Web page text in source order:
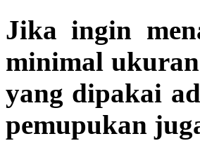
Jika ingin
minimal
yang dipakai
pemupukan